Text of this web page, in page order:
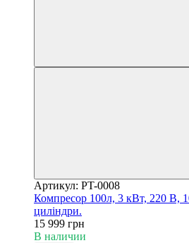
Артикул: PT-0008
Компресор 100л, 3 кВт, 220 В,
циліндри.
15 999 грн
В наличии